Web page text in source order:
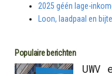
2025 géén lage-
Loon, laadpaal en
Populaire berichten